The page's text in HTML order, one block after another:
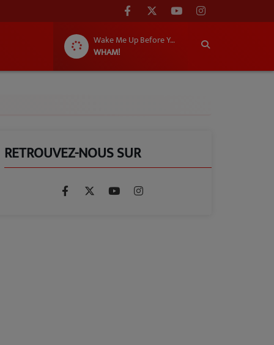
Wake Me Up Before You Go Go
WHAM!
RETROUVEZ-NOUS SUR